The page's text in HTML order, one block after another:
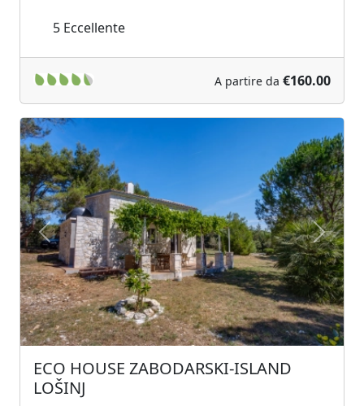
5 Eccellente
A partire da €160.00
Previous Next
ECO HOUSE ZABODARSKI-ISLAND
LOŠINJ